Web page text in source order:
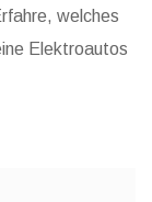
welches
Elektroautos